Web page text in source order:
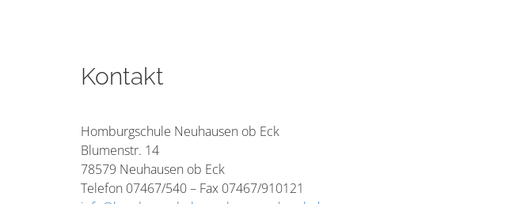
Kontakt
Homburgschule Neuhausen ob Eck
Blumenstr. 14
78579 Neuhausen ob Eck
Telefon 07467/540 – Fax 07467/910121